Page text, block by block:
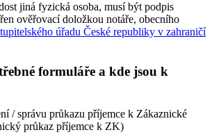
jiná fyzická osoba, musí být podpis
ověřovací doložkou notáře, obecního
úřadu České republiky v zahraničí
formuláře a kde jsou k
/ správu průkazu příjemce k Zákaznické
průkaz příjemce k ZK)